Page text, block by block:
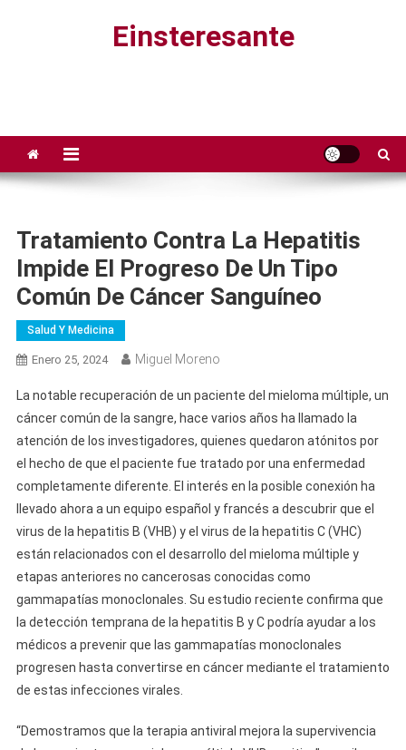
Einsteresante
Tratamiento Contra La Hepatitis
Impide El Progreso De Un Tipo
Común De Cáncer Sanguíneo
Salud Y Medicina
Enero 25, 2024 Miguel Moreno
La notable recuperación de un paciente del mieloma múltiple, un
cáncer común de la sangre, hace varios años ha llamado la
atención de los investigadores, quienes quedaron atónitos por
el hecho de que el paciente fue tratado por una enfermedad
completamente diferente. El interés en la posible conexión ha
llevado ahora a un equipo español y francés a descubrir que el
virus de la hepatitis B (VHB) y el virus de la hepatitis C (VHC)
están relacionados con el desarrollo del mieloma múltiple y
etapas anteriores no cancerosas conocidas como
gammapatías monoclonales. Su estudio reciente confirma que
la detección temprana de la hepatitis B y C podría ayudar a los
médicos a prevenir que las gammapatías monoclonales
progresen hasta convertirse en cáncer mediante el tratamiento
de estas infecciones virales.
“Demostramos que la terapia antiviral mejora la supervivencia